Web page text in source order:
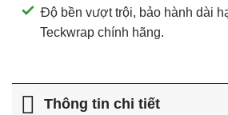
Độ bền vượt trội, bảo hành dài
Teckwrap chính hãng.
Thông tin chi tiết